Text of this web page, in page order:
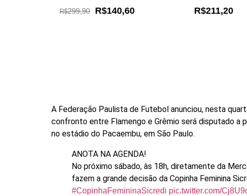
R$299,90 R$140,60 R$211,20
A Federação Paulista de Futebol anunciou, nesta
confronto entre Flamengo e Grêmio será disputado a
no estádio do Pacaembu, em São Paulo.
ANOTA NA AGENDA!
No próximo sábado, às 18h, diretamente da
fazem a grande decisão da Copinha Feminina
#CopinhaFemininaSicredi pic.twitter.com/